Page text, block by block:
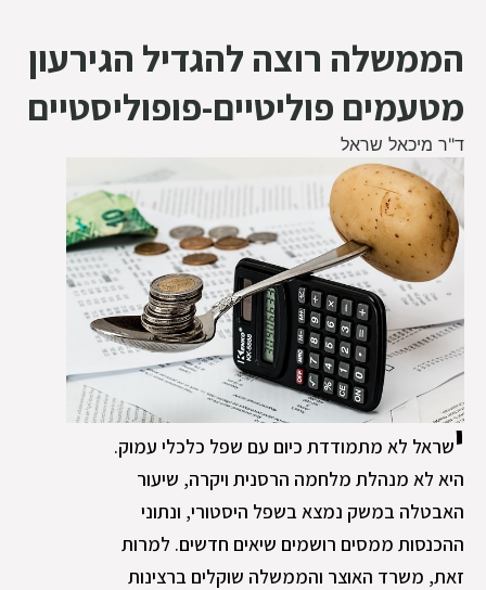
הממשלה רוצה להגדיל הגירעון
מטעמים פוליטיים-פופוליסטיים
ד"ר מיכאל שראל
ישראל לא מתמודדת כיום עם שפל כלכלי עמוק.
היא לא מנהלת מלחמה הרסנית ויקרה, שיעור
האבטלה במשק נמצא בשפל היסטורי, ונתוני
ההכנסות ממסים רושמים שיאים חדשים. למרות
זאת, משרד האוצר והממשלה שוקלים ברצינות